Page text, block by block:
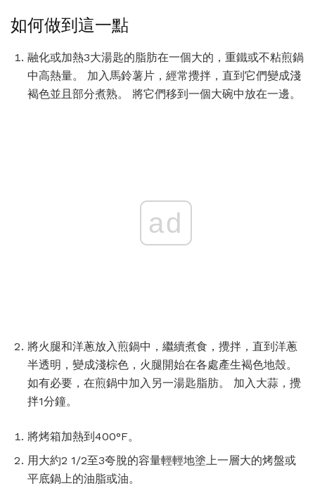
如何做到這一點
融化或加熱3大湯匙的脂肪在一個大的，重鐵或不粘煎鍋
中高熱量。 加入馬鈴薯片，經常攪拌，直到它們變成淺
褐色並且部分煮熟。 將它們移到一個大碗中放在一邊。
ad
將火腿和洋蔥放入煎鍋中，繼續煮食，攪拌，直到洋蔥
半透明，變成淺棕色，火腿開始在各處產生褐色地殼。
如有必要，在煎鍋中加入另一湯匙脂肪。 加入大蒜，攪
拌1分鐘。
將烤箱加熱到400°F。
用大約2 1/2至3夸脫的容量輕輕地塗上一層大的烤盤或
平底鍋上的油脂或油。